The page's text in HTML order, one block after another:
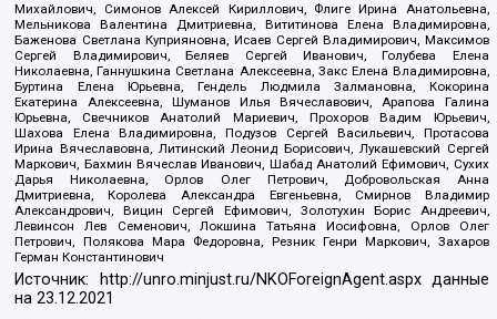
Михайлович, Симонов Алексей Кириллович, Флиге Ирина Анатольевна,
Мельникова Валентина Дмитриевна, Вититинова Елена Владимировна,
Баженова Светлана Куприяновна, Исаев Сергей Владимирович, Максимов
Сергей Владимирович, Беляев Сергей Иванович, Голубева Елена
Николаевна, Ганнушкина Светлана Алексеевна, Закс Елена Владимировна,
Буртина Елена Юрьевна, Гендель Людмила Залмановна, Кокорина
Екатерина Алексеевна, Шуманов Илья Вячеславович, Арапова Галина
Юрьевна, Свечников Анатолий Мариевич, Прохоров Вадим Юрьевич,
Шахова Елена Владимировна, Подузов Сергей Васильевич, Протасова
Ирина Вячеславовна, Литинский Леонид Борисович, Лукашевский Сергей
Маркович, Бахмин Вячеслав Иванович, Шабад Анатолий Ефимович, Сухих
Дарья Николаевна, Орлов Олег Петрович, Добровольская Анна
Дмитриевна, Королева Александра Евгеньевна, Смирнов Владимир
Александрович, Вицин Сергей Ефимович, Золотухин Борис Андреевич,
Левинсон Лев Семенович, Локшина Татьяна Иосифовна, Орлов Олег
Петрович, Полякова Мара Федоровна, Резник Генри Маркович, Захаров
Герман Константинович
Источник: http://unro.minjust.ru/NKOForeignAgent.aspxданные
на23.12.2021